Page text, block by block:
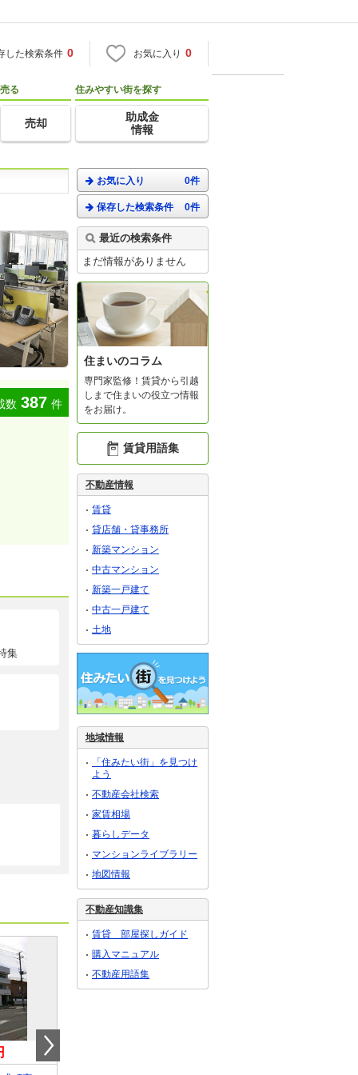
した検索条件 0 お気に入り 0
売る
売却
住みやすい街を探す
助成金
情報
数 387 件
集
お気に入り 0件
保存した検索条件 0件
最近の検索条件
まだ情報がありません
住まいのコラム
専門家監修！賃貸から引越
しまで住まいの役立つ情報
をお届け。
賃貸用語集
不動産情報
賃貸
貸店舗・貸事務所
新築マンション
中古マンション
新築一戸建て
中古一戸建て
土地
地域情報
「住みたい街」を見つけ
よう
不動産会社検索
家賃相場
暮らしデータ
マンションライブラリー
地図情報
不動産知識集
賃貸 部屋探しガイド
購入マニュアル
不動産用語集